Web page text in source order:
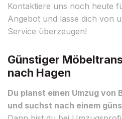
Kontaktiere uns noch heute
Angebot und lasse dich von
Service überzeugen!
Günstiger
nach Hagen
Du planst einen Umzug von
und suchst nach einem